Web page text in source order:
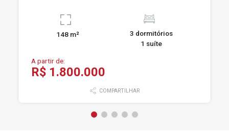
148 m²
3 dormitórios
1 suíte
A partir de:
R$ 1.800.000
COMPARTILHAR